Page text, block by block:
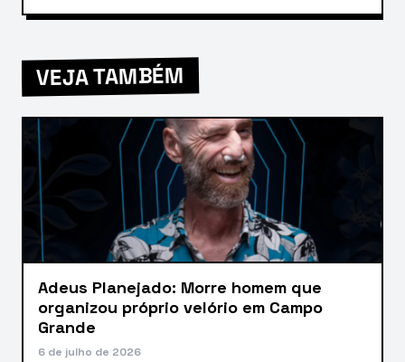
VEJA TAMBÉM
Adeus Planejado: Morre homem que
organizou próprio velório em Campo
Grande
6 de julho de 2026